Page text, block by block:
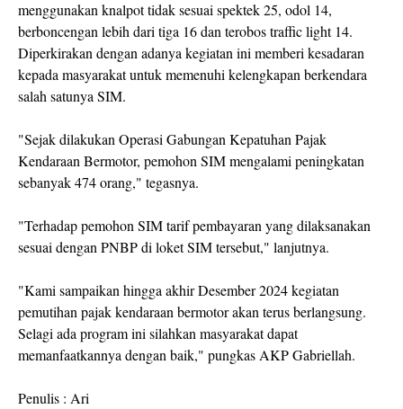
menggunakan knalpot tidak sesuai spektek 25, odol 14,
berboncengan lebih dari tiga 16 dan terobos traffic light 14.
Diperkirakan dengan adanya kegiatan ini memberi kesadaran
kepada masyarakat untuk memenuhi kelengkapan berkendara
salah satunya SIM.
"Sejak dilakukan Operasi Gabungan Kepatuhan Pajak
Kendaraan Bermotor, pemohon SIM mengalami peningkatan
sebanyak 474 orang," tegasnya.
"Terhadap pemohon SIM tarif pembayaran yang dilaksanakan
sesuai dengan PNBP di loket SIM tersebut," lanjutnya.
"Kami sampaikan hingga akhir Desember 2024 kegiatan
pemutihan pajak kendaraan bermotor akan terus berlangsung.
Selagi ada program ini silahkan masyarakat dapat
memanfaatkannya dengan baik," pungkas AKP Gabriellah.
Penulis : Ari